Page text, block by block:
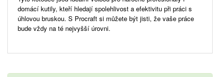
domácí kutily, kteří hledají spolehlivost a efektivitu při práci s
úhlovou bruskou. S Procraft si můžete být jisti, že vaše práce
bude vždy na té nejvyšší úrovni.